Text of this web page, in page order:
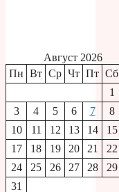
Август 2026
Пн Вт Ср Чт Пт Сб
1
3
4 5 6 7 8
10
11 12 13 14 15
17
18 19 20 21 22
24
25 26 27 28 29
31